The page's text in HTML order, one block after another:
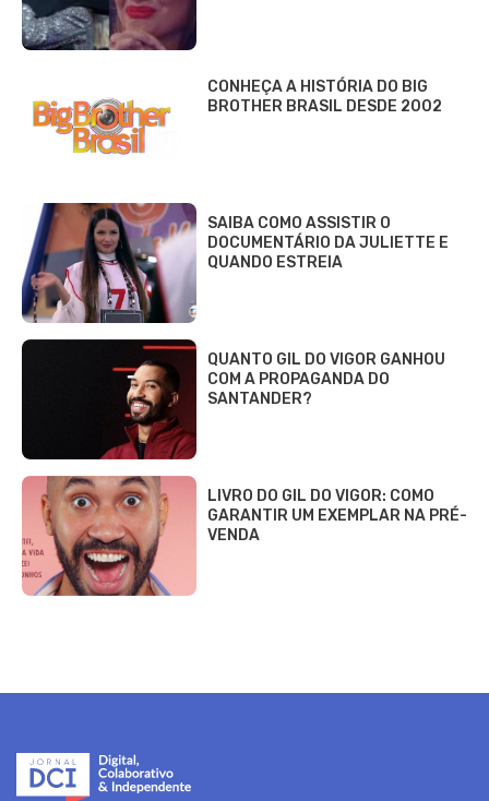
CONHEÇA A HISTÓRIA DO BIG
BROTHER BRASIL DESDE 2002
SAIBA COMO ASSISTIR O
DOCUMENTÁRIO DA JULIETTE E
QUANDO ESTREIA
QUANTO GIL DO VIGOR GANHOU
COM A PROPAGANDA DO
SANTANDER?
LIVRO DO GIL DO VIGOR: COMO
GARANTIR UM EXEMPLAR NA PRÉ-
VENDA